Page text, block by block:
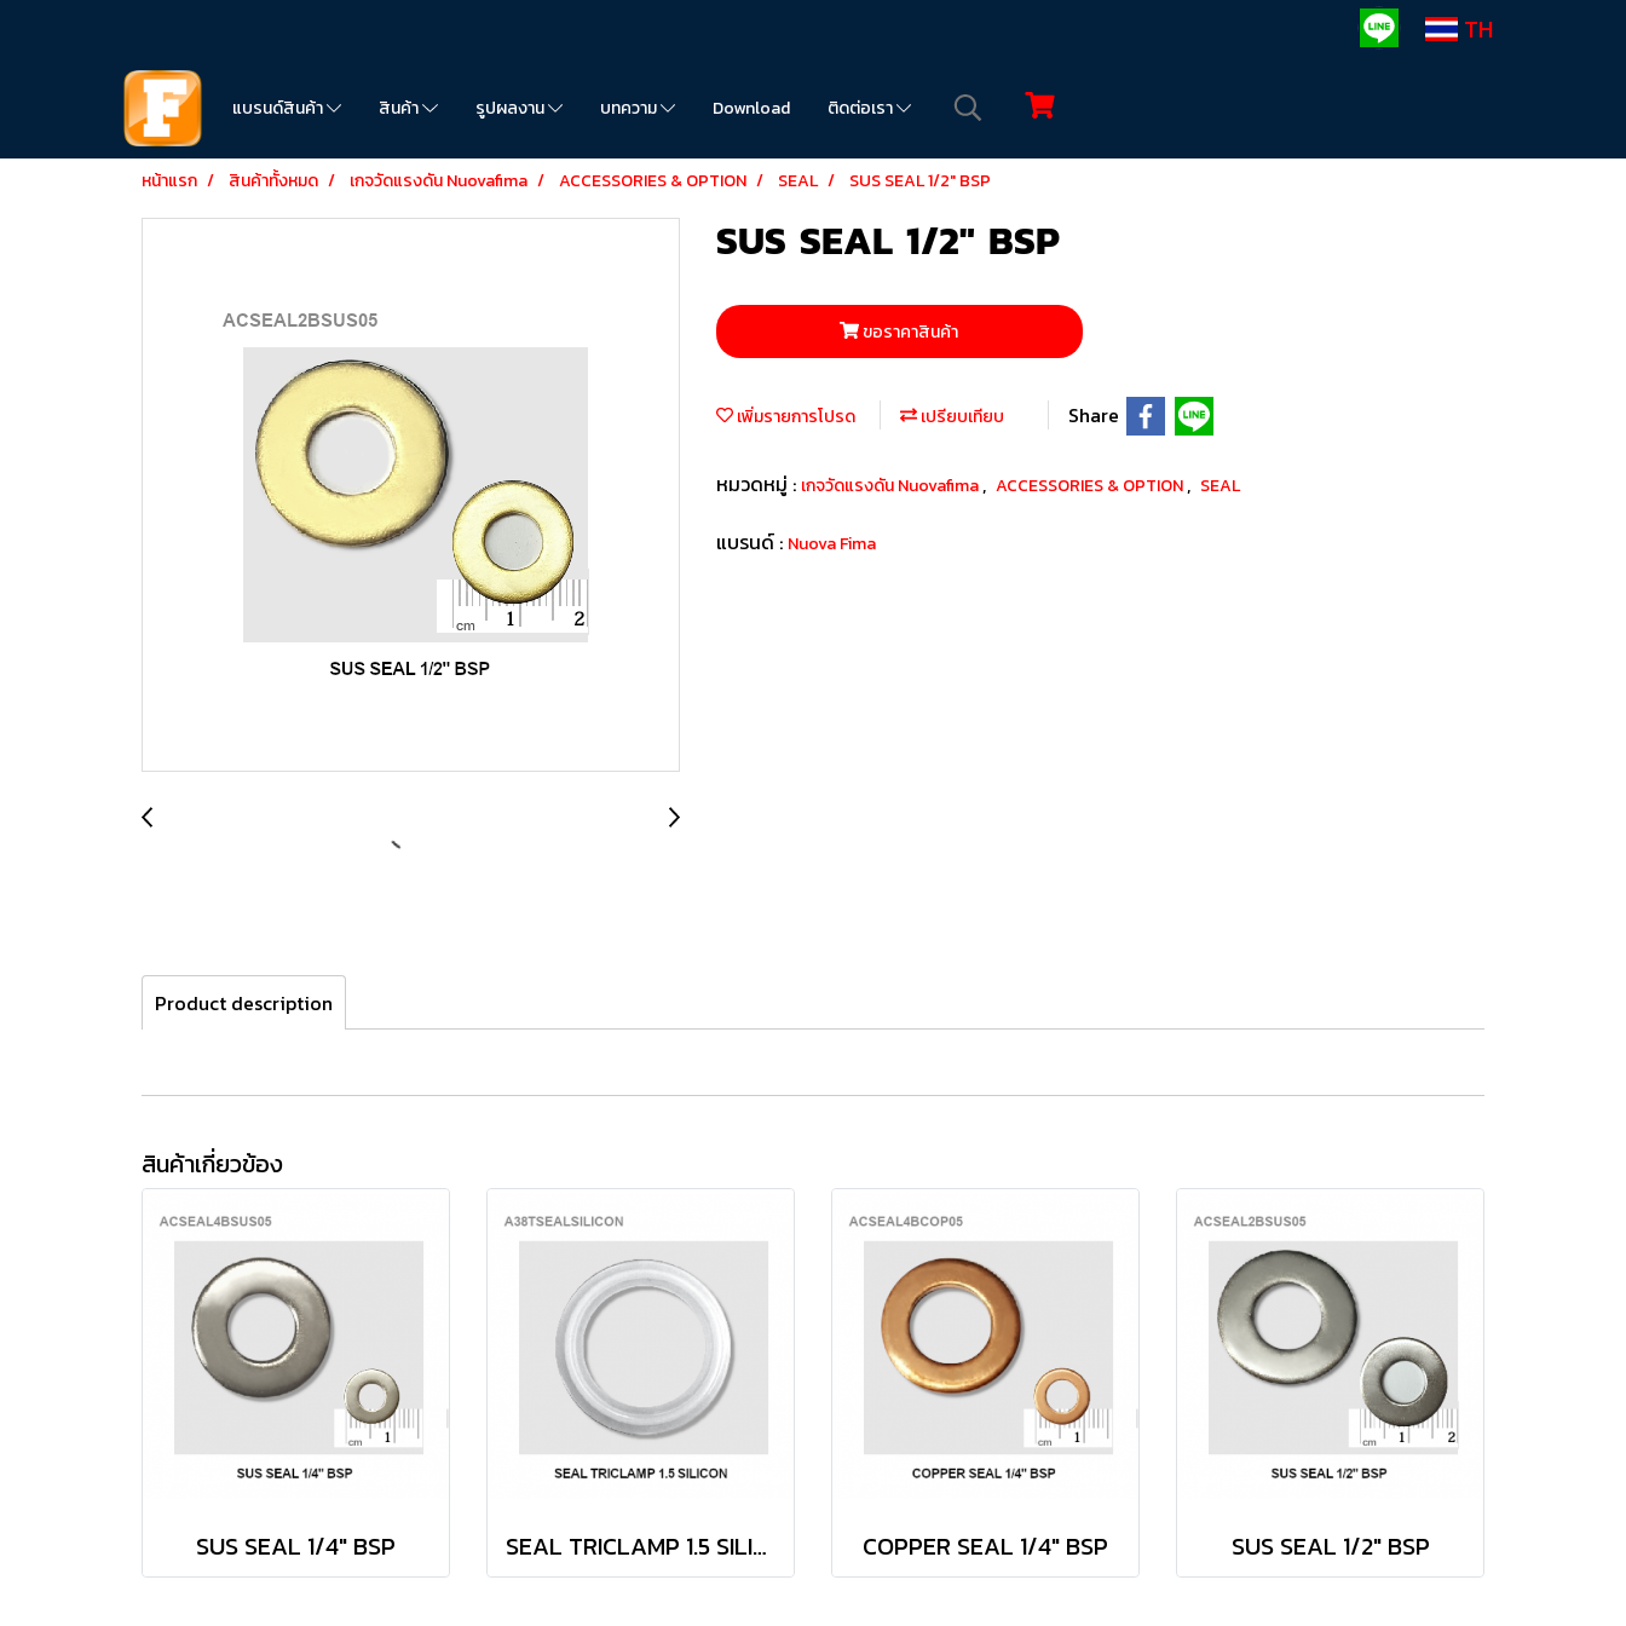
TH
แบรนด์สินค้า สินค้า รูปผลงาน บทความ Download ติดต่อเรา
หน้าแรก สินค้าทั้งหมด เกจวัดแรงดัน Nuovafima ACCESSORIES & OPTION SEAL SUS SEAL 1/2" BSP
SUS SEAL 1/2" BSP
ขอราคาสินค้า
เพิ่มรายการโปรด เปรียบเทียบ Share
หมวดหมู่ : เกจวัดแรงดัน Nuovafima, ACCESSORIES & OPTION, SEAL
แบรนด์ : Nuova Fima
Product description
สินค้าเกี่ยวข้อง
SUS SEAL 1/4" BSP SEAL TRICLAMP 1.5 SILICON COPPER SEAL 1/4" BSP SUS SEAL 1/2" BSP